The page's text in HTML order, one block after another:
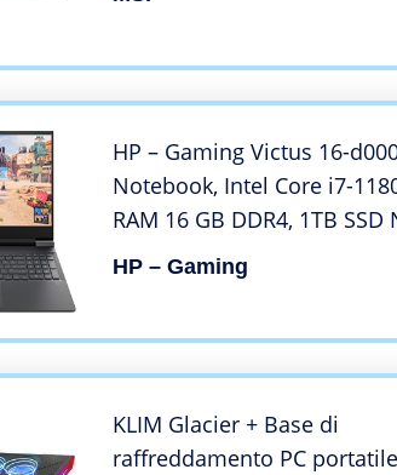
HP – Gaming Victus 16-
Notebook, Intel Core i7-
RAM 16 GB DDR4, 1TB SSD
PCIe M.2, Display 16,1″ FHD
144Hz, IPS, Nvidia RTX 3060
HP – Gaming
KLIM Glacier + Base di
raffreddamento PC